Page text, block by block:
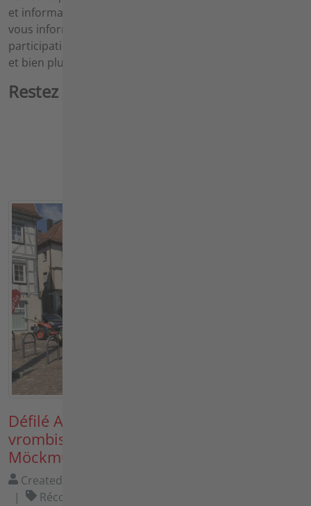
et informations concernant Agria-Werke GmbH. Nous
vous informons sur les nouveaux produits, les
participations aux salons, les nouvelles de l'entreprise
et bien plus encore.
Restez à jour et informé !
Défilé Agria 2026 : un soleil radieux et le
vrombissement des moteurs à
Möckmühl
Created by
Récompenses, Nouvelles & Actualités